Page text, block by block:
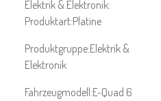
Elektrik & Elektronik:
Produktart:Platine
Produktgruppe:Elektrik &
Elektronik
Fahrzeugmodell:E-Quad 6